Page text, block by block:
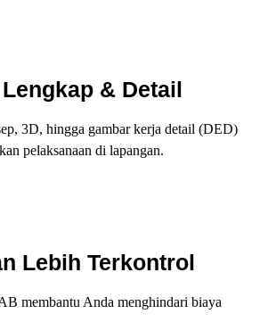
& Detail
3D, hingga gambar kerja detail (DED)
pelaksanaan di lapangan.
Lebih Terkontrol
membantu Anda menghindari biaya